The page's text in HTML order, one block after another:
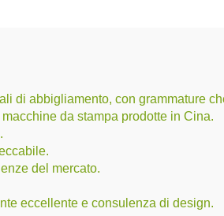
di abbigliamento, con grammature
da stampa prodotte in Cina.
del mercato.
eccellente e consulenza di design.